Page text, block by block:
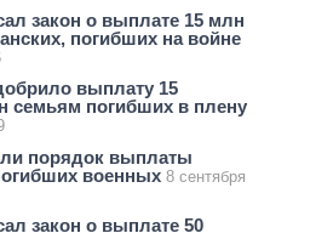
закон о выплате 15 млн
погибших на войне
выплату 15
семьям погибших в плену
порядок выплаты
военных 8 сентября
закон о выплате 50